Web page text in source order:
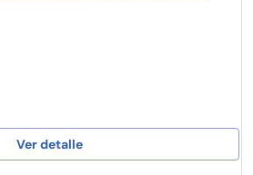
Ver detalle